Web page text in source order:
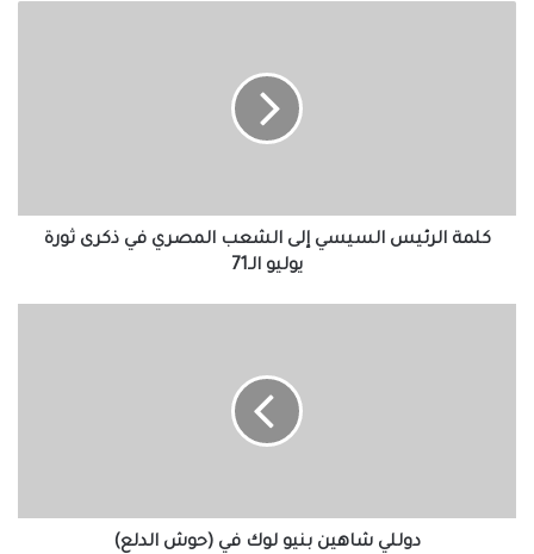
ثورة
يوليوكلمة الرئيس السيسي إلى الشعب المصري في ذكرى ثورة
يوليو الـ71
دوللي شاهين بنيو لوك في (حوش الدلع)